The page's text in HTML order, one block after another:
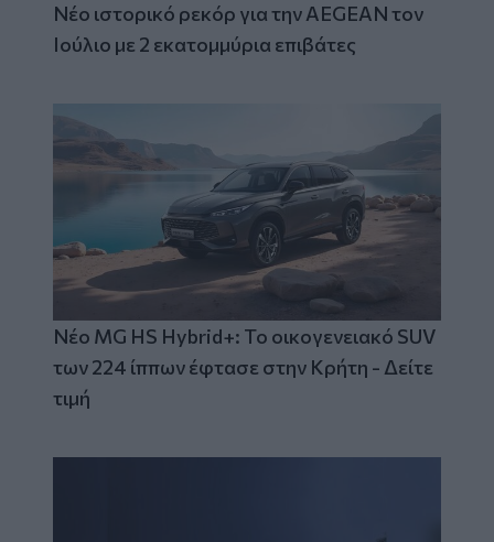
Νέο ιστορικό ρεκόρ για την AEGEAN τον
Ιούλιο με 2 εκατομμύρια επιβάτες
Νέο MG HS Hybrid+: Το οικογενειακό SUV
των 224 ίππων έφτασε στην Κρήτη - Δείτε
τιμή